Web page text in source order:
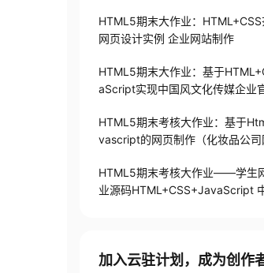
HTML5期末大作业：HTML+CSS
网页设计实例 企业网站制作
HTML5期末大作业：基于
aScript实现中国风文化传媒企业
HTML5期末考核大作业：基于
vascript的网页制作（化妆品公司
HTML5期末考核大作业——学生
业源码HTML+CSS+JavaScript
加入云驻计划，成为创作